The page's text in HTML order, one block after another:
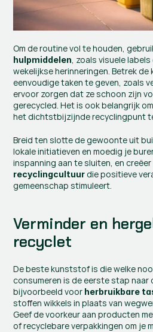
Om de routine vol te houden,
hulpmiddelen , zoals visuele
wekelijkse herinneringen. Betrek de
eenvoudige taken te geven, zoals
ervoor zorgen dat ze schoon zijn
gerecycled. Het is ook belangrijk
het dichtstbijzijnde recyclingpunt
Breid ten slotte de gewoonte uit
lokale initiatieven en moedig je
inspanning aan te sluiten, en creëer
recyclingcultuur die positieve
gemeenschap stimuleert.
Verminder en
recyclet
De beste kunststof is die welke
consumeren is de eerste stap naar
bijvoorbeeld voor herbruikbare
stoffen wikkels in plaats van
Geef de voorkeur aan producten
of recyclebare verpakkingen om je